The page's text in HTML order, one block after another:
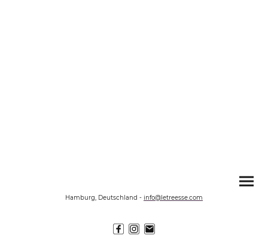
Hamburg, Deutschland - info@letreesse.com